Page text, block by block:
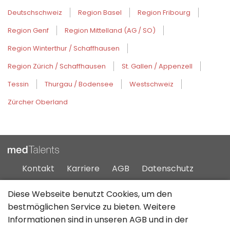
Deutschschweiz Region Basel
Region Fribourg
Region Genf
Region Mittelland (AG / SO)
Region Winterthur / Schaffhausen
Region Zürich / Schaffhausen
St. Gallen / Appenzell
Tessin
Thurgau / Bodensee
Westschweiz
Zürcher Oberland
Kontakt Karriere AGB
Datenschutz
Impressum
Sitemap
Diese Webseite benutzt Cookies, um den
bestmöglichen Service zu bieten. Weitere
Informationen sind in unserenAGB und in der